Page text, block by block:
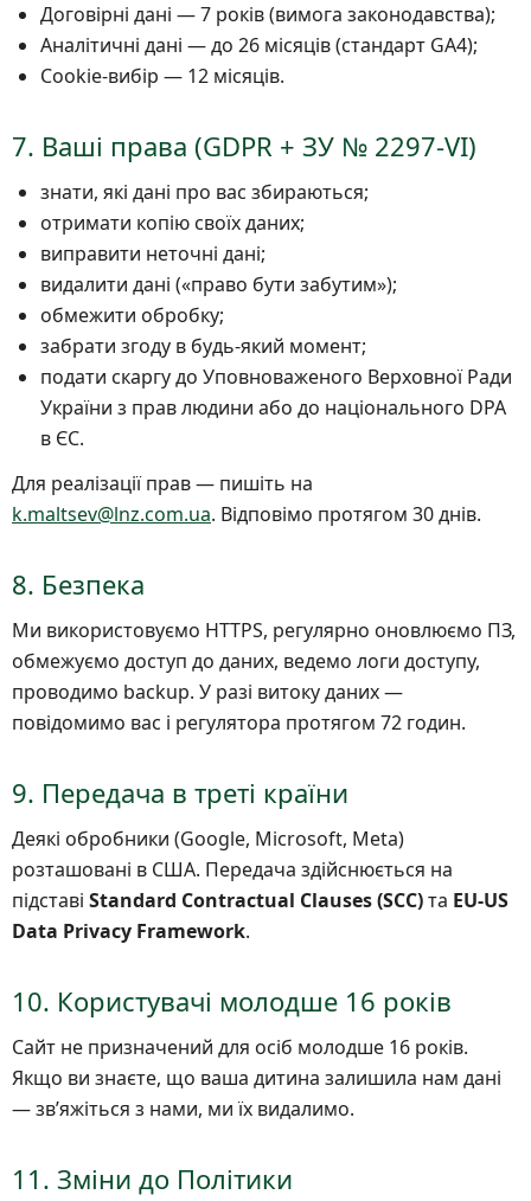
Договірні дані — 7 років (вимога законодавства);
Аналітичні дані — до 26 місяців (стандарт GA4);
Cookie-вибір — 12 місяців.
7. Ваші права (GDPR + ЗУ № 2297-VI)
знати, які дані про вас збираються;
отримати копію своїх даних;
виправити неточні дані;
видалити дані («право бути забутим»);
обмежити обробку;
забрати згоду в будь-який момент;
подати скаргу до Уповноваженого Верховної Ради
України з прав людини або до національного DPA
в ЄС.
Для реалізації прав — пишіть на
k.maltsev@lnz.com.ua. Відповімо протягом 30 днів.
8. Безпека
Ми використовуємо HTTPS, регулярно оновлюємо ПЗ,
обмежуємо доступ до даних, ведемо логи доступу,
проводимо backup. У разі витоку даних —
повідомимо вас і регулятора протягом 72 годин.
9. Передача в треті країни
Деякі обробники (Google, Microsoft, Meta)
розташовані в США. Передача здійснюється на
підставі Standard Contractual Clauses (SCC)та EU-US
Data Privacy Framework.
10. Користувачі молодше 16 років
Сайт не призначений для осіб молодше 16 років.
Якщо ви знаєте, що ваша дитина залишила нам дані
— звʼяжіться з нами, ми їх видалимо.
11. Зміни до Політики